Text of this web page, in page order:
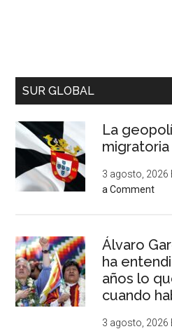
SUR GLOBAL
La
3 agosto, 2026
a Comment
Álvaro
ha
años lo
cuando
3 agosto, 2026